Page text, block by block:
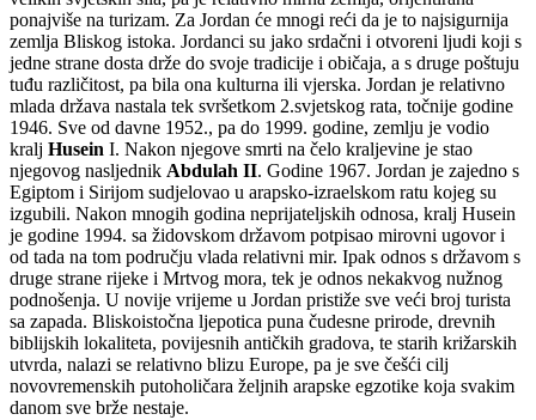
ponajviše na turizam. Za Jordan će mnogi reći da je to najsigurnija
zemlja Bliskog istoka. Jordanci su jako srdačni i otvoreni ljudi koji s
jedne strane dosta drže do svoje tradicije i običaja, a s druge poštuju
tuđu različitost, pa bila ona kulturna ili vjerska. Jordan je relativno
mlada država nastala tek svršetkom 2.svjetskog rata, točnije godine
1946. Sve od davne 1952., pa do 1999. godine, zemlju je vodio
kralj Husein I. Nakon njegove smrti na čelo kraljevine je stao
njegovog nasljednik Abdulah II. Godine 1967. Jordan je zajedno s
Egiptom i Sirijom sudjelovao u arapsko-izraelskom ratu kojeg su
izgubili. Nakon mnogih godina neprijateljskih odnosa, kralj Husein
je godine 1994. sa židovskom državom potpisao mirovni ugovor i
od tada na tom području vlada relativni mir. Ipak odnos s državom s
druge strane rijeke i Mrtvog mora, tek je odnos nekakvog nužnog
podnošenja. U novije vrijeme u Jordan pristiže sve veći broj turista
sa zapada. Bliskoistočna ljepotica puna čudesne prirode, drevnih
biblijskih lokaliteta, povijesnih antičkih gradova, te starih križarskih
utvrda, nalazi se relativno blizu Europe, pa je sve češći cilj
novovremenskih putoholičara željnih arapske egzotike koja svakim
danom sve brže nestaje.